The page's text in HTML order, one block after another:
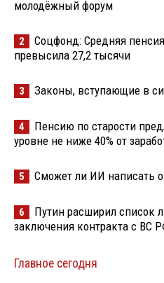
молодёжный форум
2
Соцфонд: Средняя
превысила 27,2 тысячи
3 Законы, вступающие в
4
Пенсию по старости
уровне не ниже 40% от
5 Сможет ли ИИ написать
6
Путин расширил список
заключения контракта с ВС
Главное сегодня